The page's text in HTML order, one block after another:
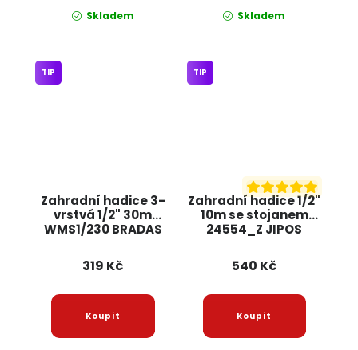
Skladem Skladem
Zahradní hadice 3-
vrstvá 1/2" 30m
WMS1/230 BRADAS
TIP
319 Kč
Zahradní hadice 1/2"
10m se stojanem
24554_Z JIPOS
TIP
540 Kč